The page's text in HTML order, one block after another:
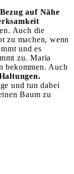
auf Nähe
Auch die
zu machen, wenn
und es
zu. Maria
bekommen. Auch
und tun dabei
Baum zu